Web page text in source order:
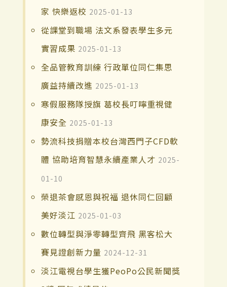
家 快樂返校 2025-01-13
從課堂到職場 法文系發表學生多元
實習成果 2025-01-13
全品管教育訓練 行政單位同仁集思
廣益持續改進 2025-01-13
寒假服務隊授旗 葛校長叮嚀重視健
康安全 2025-01-13
勢流科技捐贈本校台灣西門子CFD軟
體 協助培育智慧永續產業人才 2025-
01-10
榮退茶會感恩與祝福 退休同仁回顧
美好淡江 2025-01-03
數位轉型與淨零轉型齊飛 黑客松大
賽見證創新力量 2024-12-31
淡江電視台學生獲PeoPo公民新聞獎